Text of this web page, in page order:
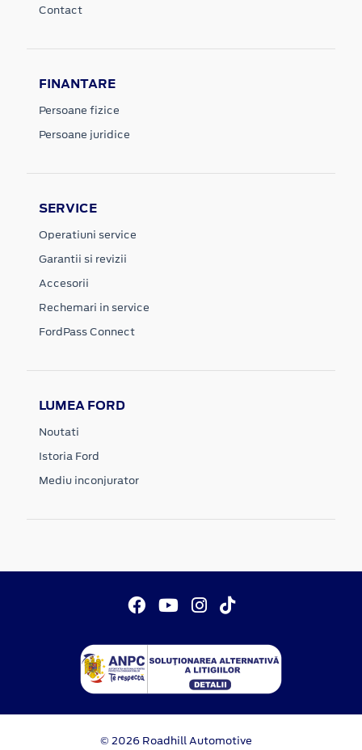
Contact
FINANTARE
Persoane fizice
Persoane juridice
SERVICE
Operatiuni service
Garantii si revizii
Accesorii
Rechemari in service
FordPass Connect
LUMEA FORD
Noutati
Istoria Ford
Mediu inconjurator
© 2026 Roadhill Automotive